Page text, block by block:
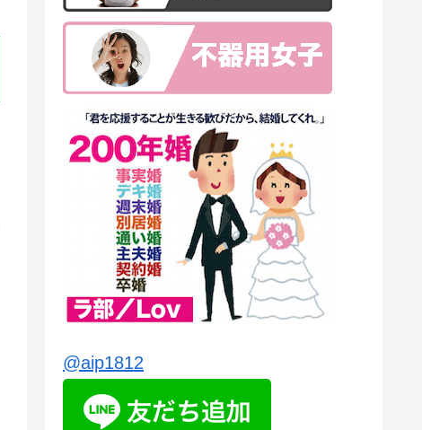
@aip1812